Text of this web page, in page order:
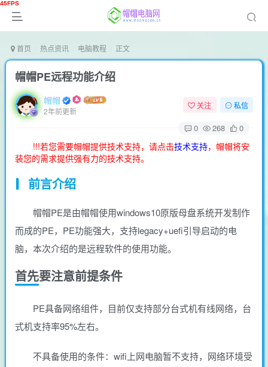
首页 热点资讯 电脑教程 正文
帽帽PE远程功能介绍
帽帽
2年前更新
关注 私信
0 268 0
!!!若您需要帽帽提供技术支持，请点击技术支持，帽帽将安
装您的需求提供强有力的技术支持。
前言介绍
帽帽PE是由帽帽使用windows10原版母盘系统开发制作
而成的PE，PE功能强大，支持legacy+uefi引导启动的电
脑，本次介绍的是远程软件的使用功能。
首先要注意前提条件
PE具备网络组件，目前仅支持部分台式机有线网络，台
式机支持率95%左右。
不具备使用的条件：wifi上网电脑暂不支持，网络环境受